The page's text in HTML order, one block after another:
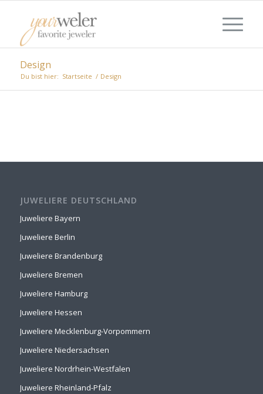
Design
Du bist hier: Startseite / Design
JUWELIERE DEUTSCHLAND
Juweliere Bayern
Juweliere Berlin
Juweliere Brandenburg
Juweliere Bremen
Juweliere Hamburg
Juweliere Hessen
Juweliere Mecklenburg-Vorpommern
Juweliere Niedersachsen
Juweliere Nordrhein-Westfalen
Juweliere Rheinland-Pfalz